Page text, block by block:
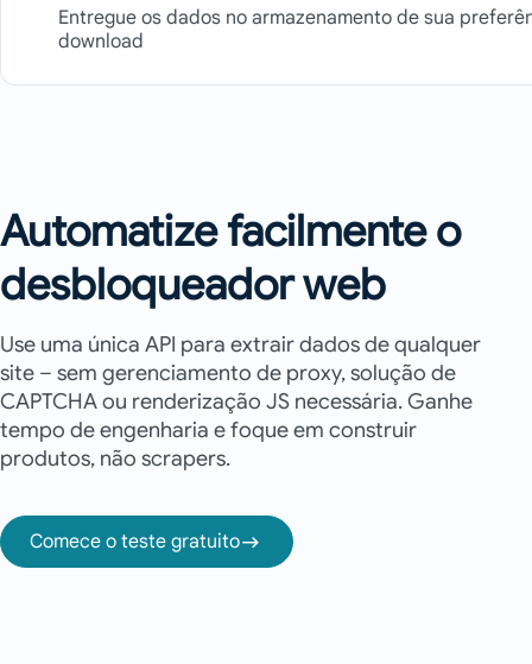
Entregue os dados no armazenamento de sua
download
Automatize facilmente o
desbloqueador web
Use uma única API para extrair dados de qualquer
site – sem gerenciamento de proxy, solução de
CAPTCHA ou renderização JS necessária. Ganhe
tempo de engenharia e foque em construir
produtos, não scrapers.
Comece o teste gratuito